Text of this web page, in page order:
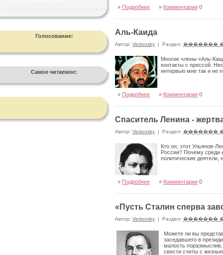
Голосование:
Самое читаемое:
» Подробнее » Комментарии 0
Аль-Каида
Автор: Vedensky | Раздел: �������
Многие члены «Аль-
контакты с прессой.
интервью мне так и не
» Подробнее » Комментарии 0
Спаситель Ленина -
Автор: Vedensky | Раздел: �������
Кто он, этот Ульянов-
России? Почему среди
политические деятели,
» Подробнее » Комментарии 0
«Пусть Сталин сперва
Автор: Vedensky | Раздел: �������
Можете ли вы
заседавшего в
малость
свести счеты с жизнью